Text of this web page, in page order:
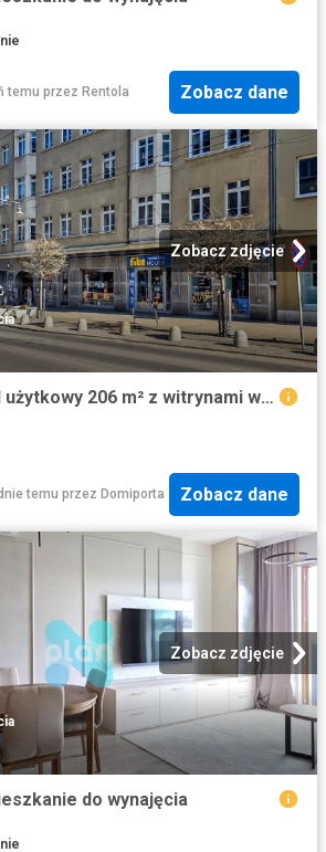
temu przez Rentola Zobacz dane
Zobacz zdjęcie
Na wynajem lokal użytkowy 206 m² z witrynami w Gdyni
temu przez Domiporta Zobacz dane
Zobacz zdjęcie
do wynajęcia